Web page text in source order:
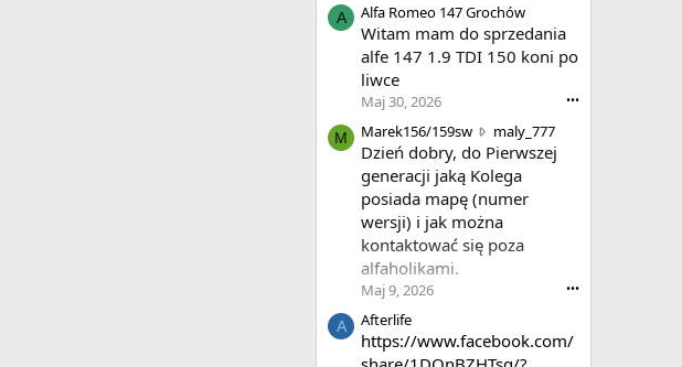
A Alfa Romeo 147 Grochów
Witam mam do sprzedania
alfe 147 1.9 TDI 150 koni po
liwce
Maj 30, 2026 •••
M Marek156/159sw maly_777M
a
r
9
Dzień dobry, do Pierwszej
generacji jaką Kolega
posiada mapę (numer
wersji) i jak można
kontaktować się poza
alfaholikami.
Maj 9, 2026 •••
A Afterlife
https://www.facebook.com/